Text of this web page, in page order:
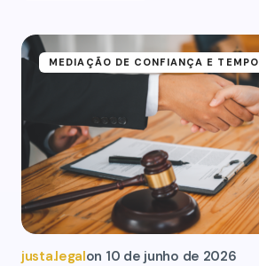
MEDIAÇÃO DE CONFIANÇA E TEMPO
justa.legalon 10 de junho de 2026